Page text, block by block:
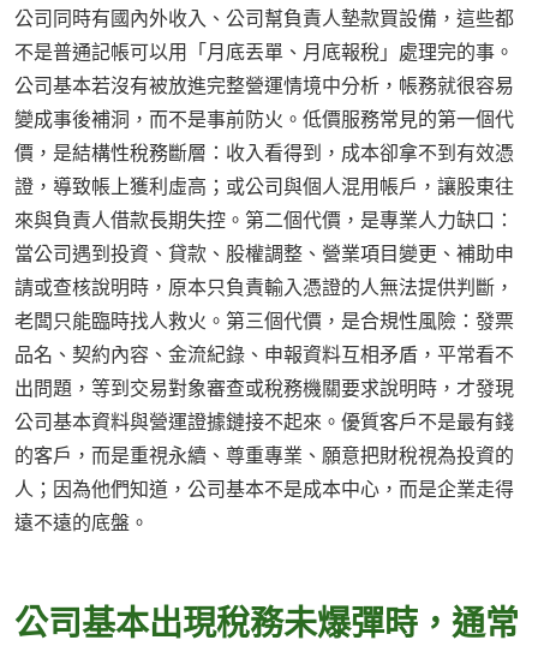
公司同時有國內外收入、公司幫負責人墊款買設備，這些都
不是普通記帳可以用「月底丟單、月底報稅」處理完的事。
公司基本若沒有被放進完整營運情境中分析，帳務就很容易
變成事後補洞，而不是事前防火。低價服務常見的第一個代
價，是結構性稅務斷層：收入看得到，成本卻拿不到有效憑
證，導致帳上獲利虛高；或公司與個人混用帳戶，讓股東往
來與負責人借款長期失控。第二個代價，是專業人力缺口：
當公司遇到投資、貸款、股權調整、營業項目變更、補助申
請或查核說明時，原本只負責輸入憑證的人無法提供判斷，
老闆只能臨時找人救火。第三個代價，是合規性風險：發票
品名、契約內容、金流紀錄、申報資料互相矛盾，平常看不
出問題，等到交易對象審查或稅務機關要求說明時，才發現
公司基本資料與營運證據鏈接不起來。優質客戶不是最有錢
的客戶，而是重視永續、尊重專業、願意把財稅視為投資的
人；因為他們知道，公司基本不是成本中心，而是企業走得
遠不遠的底盤。
公司基本出現稅務未爆彈時，通常